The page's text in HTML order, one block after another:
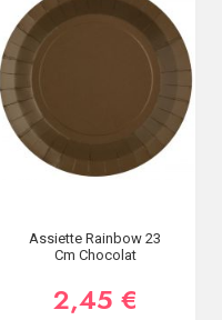
Assiette Rainbow 23
Cm Chocolat
2,45 €